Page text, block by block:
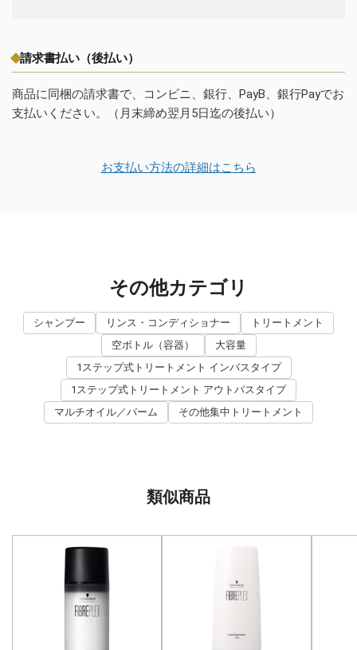
請求書払い（後払い）
商品に同梱の請求書で、コンビニ、銀行、PayB、銀行Payでお
支払いください。（月末締め翌月5日迄の後払い）
お支払い方法の詳細はこちら
その他カテゴリ
シャンプー リンス・コンディショナー
トリートメント
空ボトル（容器）
大容量
1ステップ式トリートメント インバスタイプ
1ステップ式トリートメント アウトバスタイプ
マルチオイル／バーム
その他集中トリートメント
類似商品